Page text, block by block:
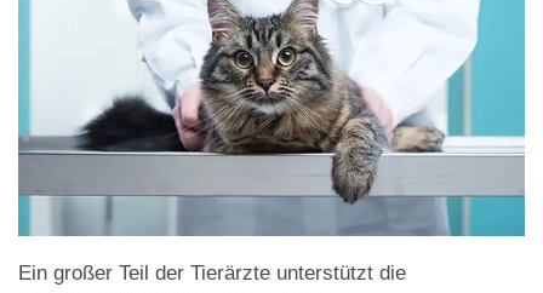
Ein großer Teil der Tierärzte unterstützt die